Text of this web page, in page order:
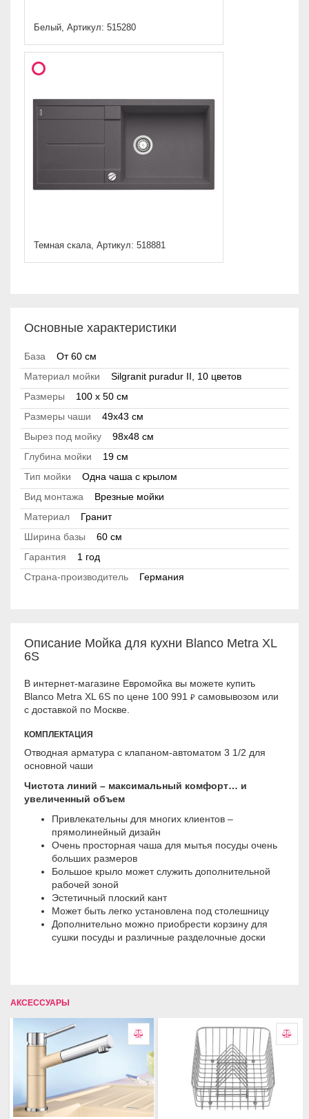
Белый, Артикул: 515280
Темная скала, Артикул: 518881
Основные характеристики
База
От 60 см
Материал мойки
Silgranit puradur II, 10 цветов
Размеры
100 x 50 см
Размеры чаши
49x43 см
Вырез под мойку
98x48 см
Глубина мойки
19 см
Тип мойки
Одна чаша с крылом
Вид монтажа
Врезные мойки
Материал
Гранит
Ширина базы
60 см
Гарантия
1 год
Страна-производитель
Германия
Описание Мойка для кухни Blanco Metra XL
6S
В интернет-магазине Евромойка вы можете купить
Blanco Metra XL 6S по цене 100 991 ₽ самовывозом или
с доставкой по Москве.
КОМПЛЕКТАЦИЯ
Отводная арматура с клапаном-автоматом 3 1/2 для
основной чаши
Чистота линий – максимальный комфорт… и
увеличенный объем
Привлекательны для многих клиентов –
прямолинейный дизайн
Очень просторная чаша для мытья посуды очень
больших размеров
Большое крыло может служить дополнительной
рабочей зоной
Эстетичный плоский кант
Может быть легко установлена под столешницу
Дополнительно можно приобрести корзину для
сушки посуды и различные разделочные доски
АКСЕССУАРЫ